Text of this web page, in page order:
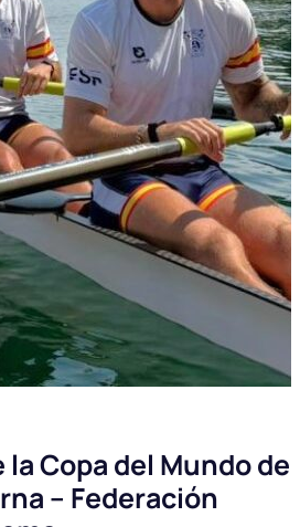
Copa del Mundo de
– Federación